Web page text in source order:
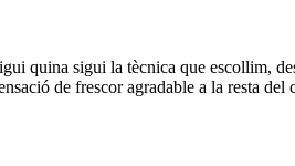
quina sigui la tècnica que escollim,
de frescor agradable a la resta del